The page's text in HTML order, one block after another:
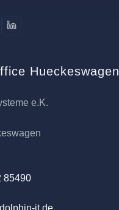
Hueckeswagen
e.K.
85490